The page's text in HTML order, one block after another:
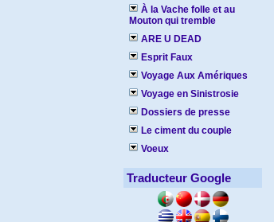
À la Vache folle et au
Mouton qui tremble
ARE U DEAD
Esprit Faux
Voyage Aux Amériques
Voyage en Sinistrosie
Dossiers de presse
Le ciment du couple
Voeux
Traducteur Google